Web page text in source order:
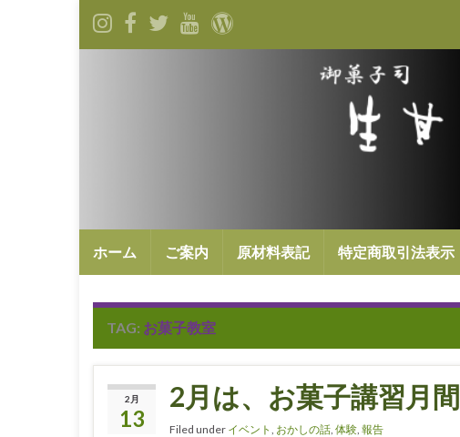
ホーム ご案内 原材料表記 特定商取引法表示
TAG: お菓子教室
2月
13
2月は、お菓子講習月間
Filed under イベント , おかしの話, 体験, 報告